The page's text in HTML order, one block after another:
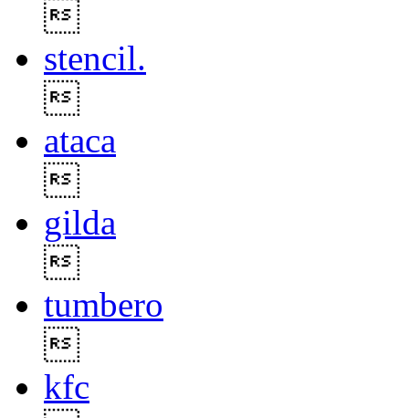
stencil.
ataca
gilda
tumbero
kfc